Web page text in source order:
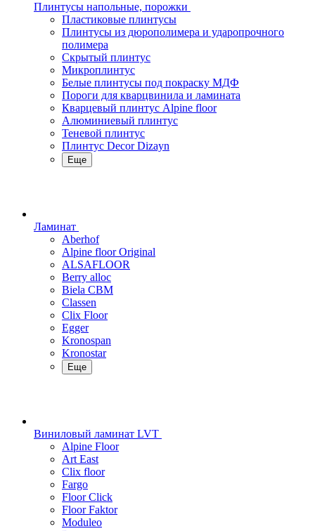
Плинтусы напольные, порожки
Пластиковые плинтусы
Плинтусы из дюрополимера и ударопрочного
полимера
Скрытый плинтус
Микроплинтус
Белые плинтусы под покраску МДФ
Пороги для кварцвинила и ламината
Кварцевый плинтус Alpine floor
Алюминиевый плинтус
Теневой плинтус
Плинтус Decor Dizayn
Еще
Ламинат
Aberhof
Alpine floor Original
ALSAFLOOR
Berry alloc
Biela CBM
Classen
Clix Floor
Egger
Kronospan
Kronostar
Еще
Виниловый ламинат LVT
Alpine Floor
Art East
Clix floor
Fargo
Floor Click
Floor Faktor
Moduleo